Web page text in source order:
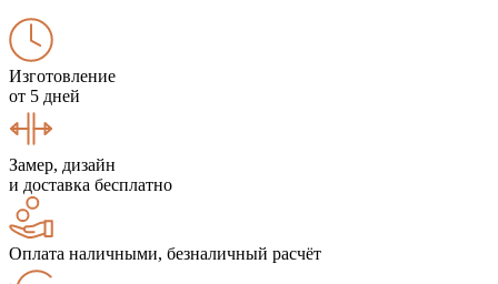
Изготовление
от 5 дней
Замер, дизайн
и доставка бесплатно
Оплата наличными, безналичный расчёт